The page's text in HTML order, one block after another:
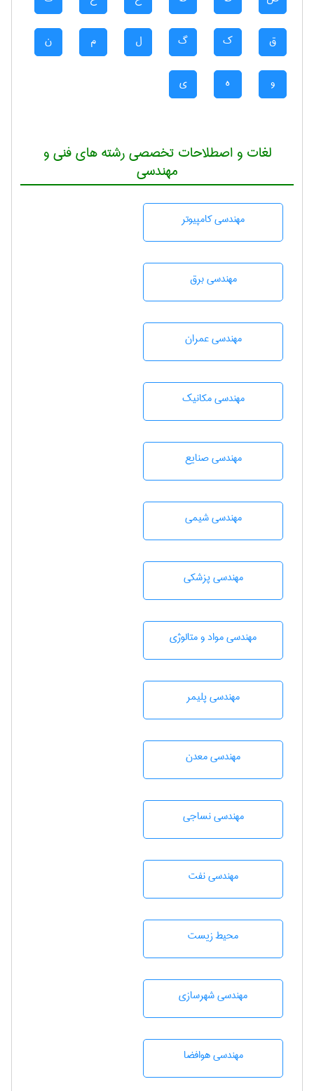
ق ک گ ل م ن
و ه ی
لغات و اصطلاحات تخصصی رشته های فنی و
مهندسی
مهندسی كامپيوتر
مهندسی برق
مهندسی عمران
مهندسی مکانیک
مهندسی صنايع
مهندسي شيمی
مهندسی پزشکی
مهندسی مواد و متالوژی
مهندسی پليمر
مهندسی معدن
مهندسي نساجی
مهندسی نفت
محيط زيست
مهندسی شهرسازی
مهندسی هوافضا